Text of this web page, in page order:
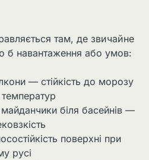
там, де звичайне
б навантаження або умов:
— стійкість до морозу
температур
біля басейнів —
поверхні при
русі